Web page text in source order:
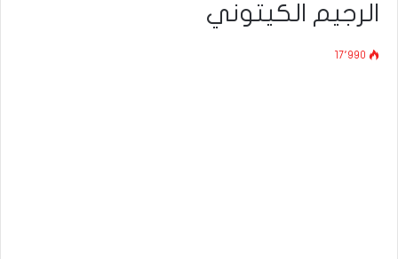
الرجيم الكيتوني
17٬990